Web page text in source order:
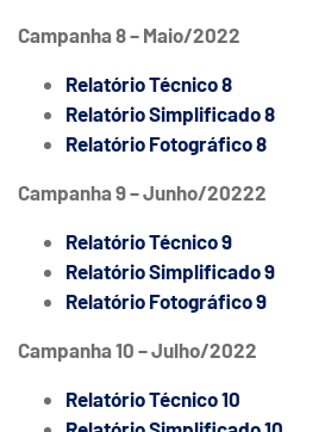
Campanha 8 – Maio/2022
Relatório Técnico 8
Relatório Simplificado 8
Relatório Fotográfico 8
Campanha 9 – Junho/20222
Relatório Técnico 9
Relatório Simplificado 9
Relatório Fotográfico 9
Campanha 10 – Julho/2022
Relatório Técnico 10